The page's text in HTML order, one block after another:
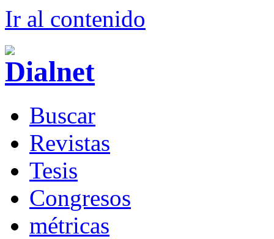
Ir al contenido
Buscar
Revistas
Tesis
Congresos
métricas